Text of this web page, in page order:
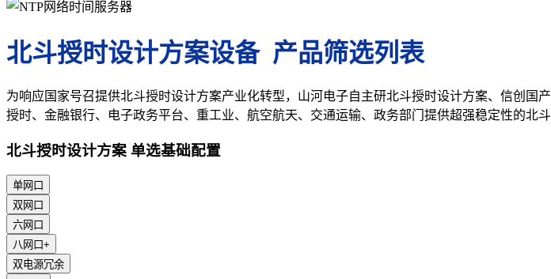
北斗授时设计方案设备 产品筛选列表
为响应国家号召提供北斗授时设计方案产业化转型，山河电子自主研北斗授时设计方案、信创
授时、金融银行、电子政务平台、重工业、航空航天、交通运输、政务部门提供超强稳定性的北
北斗授时设计方案 单选基础配置
单网口
双网口
六网口
八网口+
双电源冗余